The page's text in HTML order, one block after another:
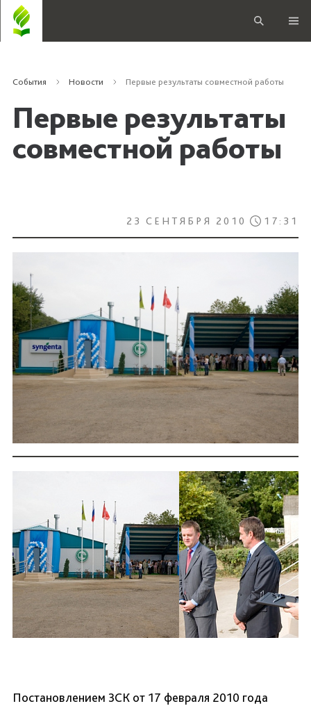
События Новости Первые результаты совместной работы
Первые результаты
совместной работы
23 СЕНТЯБРЯ 2010 17:31
Постановлением ЗСК от 17 февраля 2010 года